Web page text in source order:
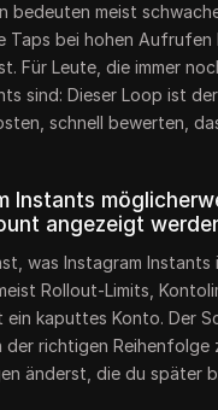
bedeuten meist
Taps bei hohen Aufrufen
Für Leute, die immer
sind: Dieser Loop ist
schnell bewerten,
Instants
angezeigt
was Instagram
Rollout-Limits,
kaputtes Konto. Der
der richtigen Reihenfolge
änderst, die du später